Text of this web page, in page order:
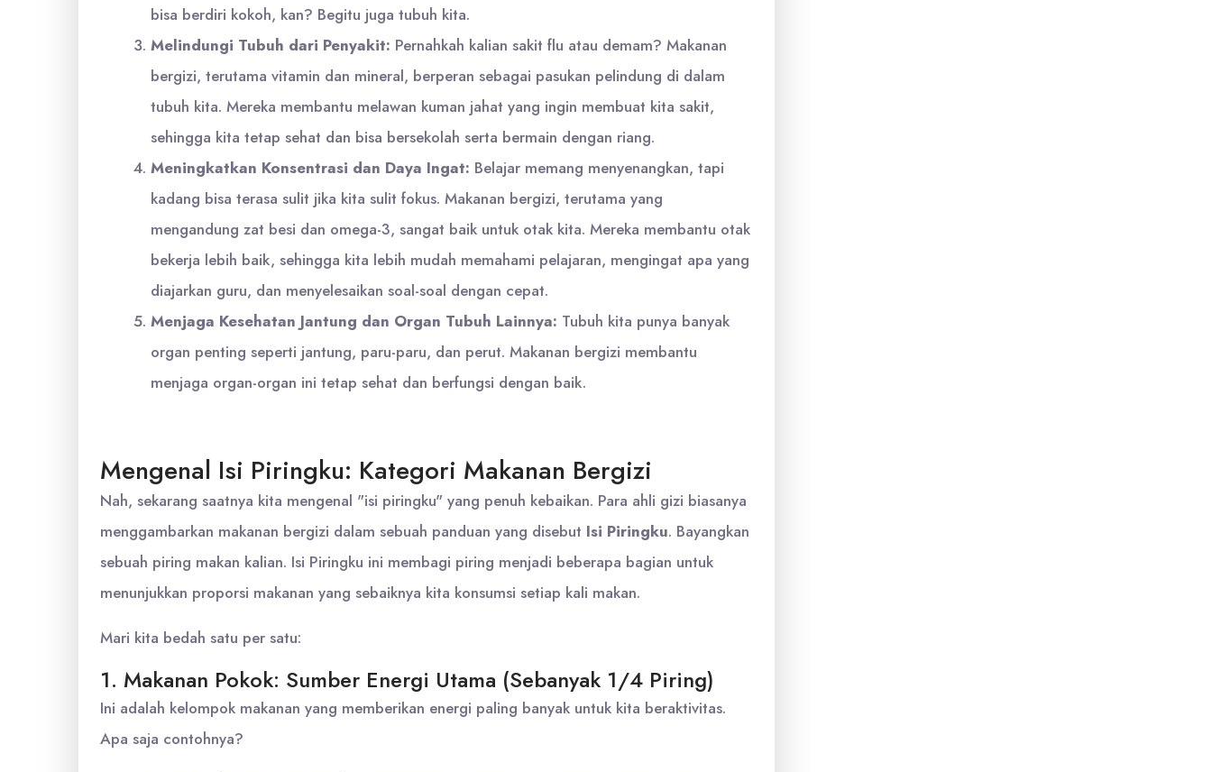
bisa berdiri kokoh, kan? Begitu juga tubuh kita.
Melindungi Tubuh dari Penyakit: Pernahkah kalian sakit flu atau demam? Makanan
bergizi, terutama vitamin dan mineral, berperan sebagai pasukan pelindung di dalam
tubuh kita. Mereka membantu melawan kuman jahat yang ingin membuat kita sakit,
sehingga kita tetap sehat dan bisa bersekolah serta bermain dengan riang.
Meningkatkan Konsentrasi dan Daya Ingat: Belajar memang menyenangkan, tapi
kadang bisa terasa sulit jika kita sulit fokus. Makanan bergizi, terutama yang
mengandung zat besi dan omega-3, sangat baik untuk otak kita. Mereka membantu otak
bekerja lebih baik, sehingga kita lebih mudah memahami pelajaran, mengingat apa yang
diajarkan guru, dan menyelesaikan soal-soal dengan cepat.
Menjaga Kesehatan Jantung dan Organ Tubuh Lainnya: Tubuh kita punya banyak
organ penting seperti jantung, paru-paru, dan perut. Makanan bergizi membantu
menjaga organ-organ ini tetap sehat dan berfungsi dengan baik.
Mengenal Isi Piringku: Kategori Makanan Bergizi
Nah, sekarang saatnya kita mengenal "isi piringku" yang penuh kebaikan. Para ahli gizi biasanya
menggambarkan makanan bergizi dalam sebuah panduan yang disebut Isi Piringku. Bayangkan
sebuah piring makan kalian. Isi Piringku ini membagi piring menjadi beberapa bagian untuk
menunjukkan proporsi makanan yang sebaiknya kita konsumsi setiap kali makan.
Mari kita bedah satu per satu:
1. Makanan Pokok: Sumber Energi Utama (Sebanyak 1/4 Piring)
Ini adalah kelompok makanan yang memberikan energi paling banyak untuk kita beraktivitas.
Apa saja contohnya?